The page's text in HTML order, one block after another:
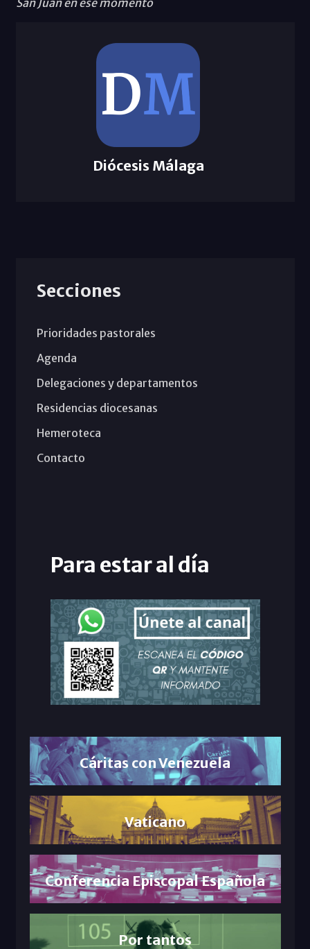
San Juan en ese momento
Diócesis Málaga
Secciones
Prioridades pastorales
Agenda
Delegaciones y departamentos
Residencias diocesanas
Hemeroteca
Contacto
Para estar al día
Cáritas con Venezuela
Vaticano
Conferencia Episcopal Española
Por tantos